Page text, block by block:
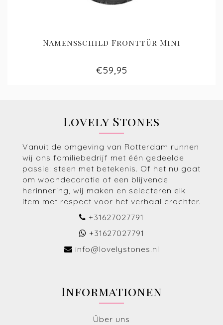
Namensschild Fronttür Mini
€59,95
Lovely Stones
Vanuit de omgeving van Rotterdam runnen
wij ons familiebedrijf met één gedeelde
passie: steen met betekenis. Of het nu gaat
om woondecoratie of een blijvende
herinnering, wij maken en selecteren elk
item met respect voor het verhaal erachter.
+31627027791
+31627027791
info@lovelystones.nl
Informationen
Über uns